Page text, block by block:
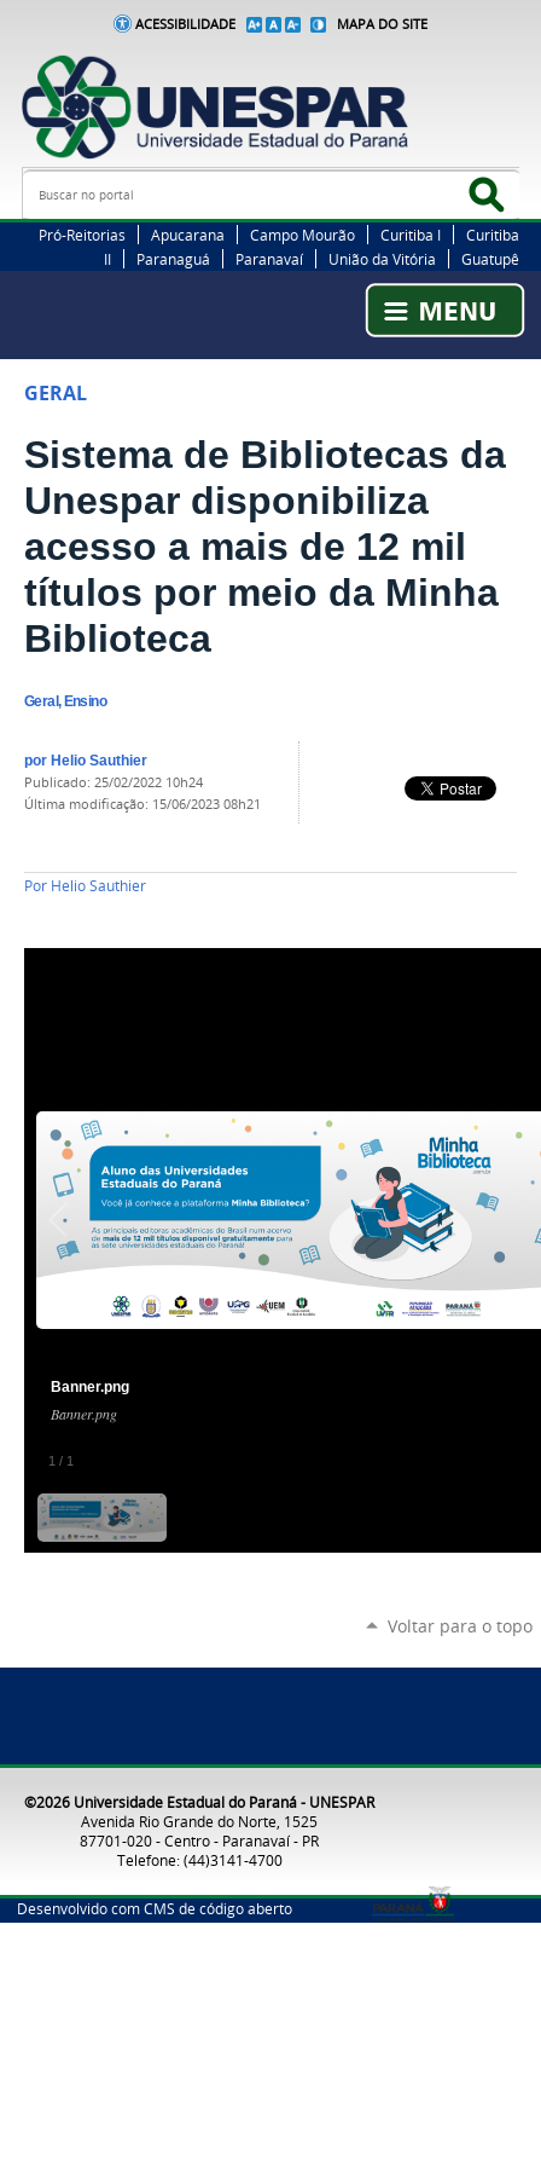
ACESSIBILIDADE MAPA DO SITE
Busca
Pró-Reitorias Apucarana Campo Mourão Curitiba I
Curitiba
II
Paranaguá Paranavaí União da Vitória Guatupê
GERAL
Sistema de Bibliotecas da
Unespar disponibiliza
acesso a mais de 12 mil
títulos por meio da Minha
Biblioteca
Geral, Ensino
por Helio Sauthier
publicado: 25/02/2022 10h24
última modificação: 15/06/2023 08h21
Por Helio Sauthier
1 / 1
Banner.png
Banner.png
Voltar para o topo
©2026 Universidade Estadual do Paraná - UNESPAR
Avenida Rio Grande do Norte, 1525
87701-020 - Centro - Paranavaí - PR
Telefone: (44)3141-4700
Desenvolvido com CMS de código aberto